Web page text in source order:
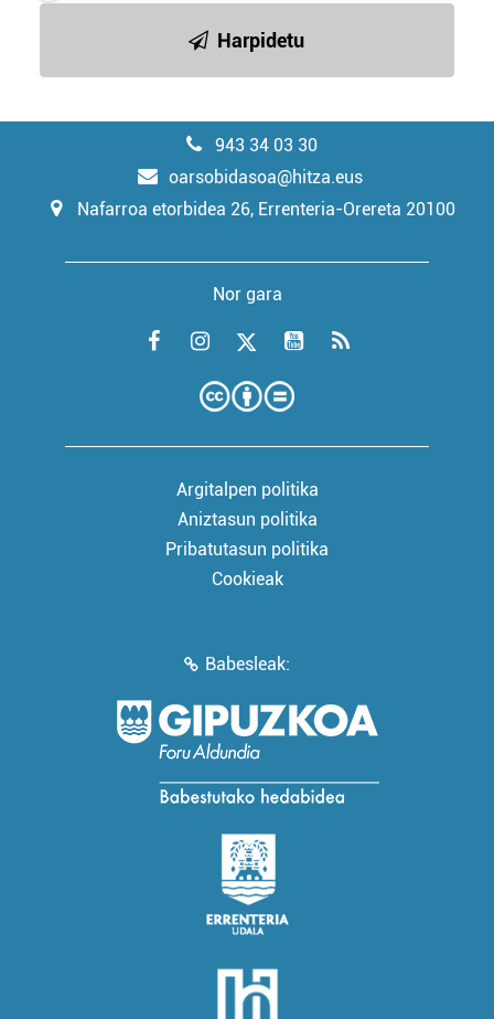
Harpidetu
943 34 03 30
oarsobidasoa@hitza.eus
Nafarroa etorbidea 26, Errenteria-Orereta 20100
Nor gara
Argitalpen politika
Aniztasun politika
Pribatutasun politika
Cookieak
Babesleak: